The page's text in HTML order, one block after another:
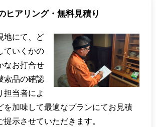
ヒアリング・無料見積り
地にて、ど
ていくかの
なお打合せ
索品の確認
担当者によ
を加味して最適なプランにてお見積
提示させていただきます。